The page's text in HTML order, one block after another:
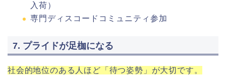
入荷）
専門ディスコードコミュニティ参加
7. プライドが足枷になる
社会的地位のある人ほど「待つ姿勢」が大切です。